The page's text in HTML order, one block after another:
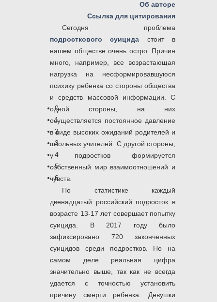
0
1
2
3
4
5
6
Об авторе
Ссылка для цитирования
Сегодня проблема
подросткового суицида стоит в
нашем обществе очень остро. Причин
много, например, все возрастающая
нагрузка на несформировавшуюся
психику ребенка со стороны общества
и средств массовой информации. С
одной стороны, на них
осуществляется постоянное давление
в виде высоких ожиданий родителей и
школьных учителей. С другой стороны,
у подростков формируется
собственный мир взаимоотношений и
чувств.
По статистике каждый
двенадцатый российский подросток в
возрасте 13-17 лет совершает попытку
суицида. В 2017 году было
зафиксировано 720 законченных
суицидов среди подростков. Но на
самом деле реальная цифра
значительно выше, так как не всегда
удается с точностью установить
причину смерти ребенка. Девушки